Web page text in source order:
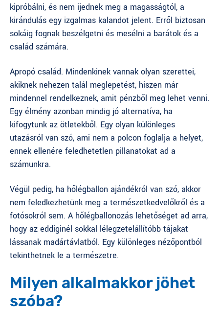
kipróbálni, és nem ijednek meg a magasságtól, a
kirándulás egy izgalmas kalandot jelent. Erről biztosan
sokáig fognak beszélgetni és mesélni a barátok és a
család számára.
Apropó család. Mindenkinek vannak olyan szerettei,
akiknek nehezen talál meglepetést, hiszen már
mindennel rendelkeznek, amit pénzből meg lehet venni.
Egy élmény azonban mindig jó alternatíva, ha
kifogytunk az ötletekből. Egy olyan különleges
utazásról van szó, ami nem a polcon foglalja a helyet,
ennek ellenére feledhetetlen pillanatokat ad a
számunkra.
Végül pedig, ha hőlégballon ajándékról van szó, akkor
nem feledkezhetünk meg a természetkedvelőkről és a
fotósokról sem. A hőlégballonozás lehetőséget ad arra,
hogy az eddiginél sokkal lélegzetelállítóbb tájakat
lássanak madártávlatból. Egy különleges nézőpontból
tekinthetnek le a természetre.
Milyen alkalmakkor jöhet
szóba?